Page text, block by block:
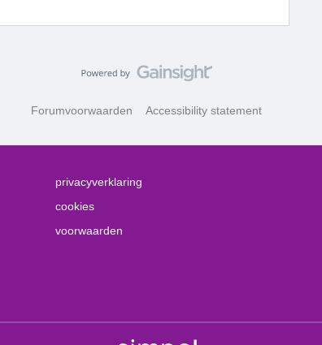
Forumvoorwaarden Accessibility statement
privacyverklaring
cookies
voorwaarden